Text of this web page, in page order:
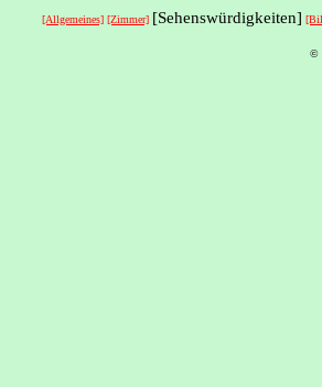
[Allgemeines] [Zimmer] [Sehenswürdigkeiten]
©